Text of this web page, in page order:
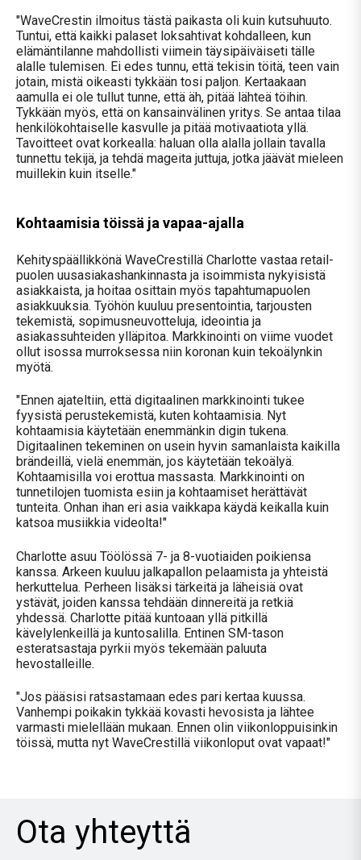
"WaveCrestin ilmoitus tästä paikasta oli kuin kutsuhuuto.
Tuntui, että kaikki palaset loksahtivat kohdalleen, kun
elämäntilanne mahdollisti viimein täysipäiväiseti tälle
alalle tulemisen. Ei edes tunnu, että tekisin töitä, teen vain
jotain, mistä oikeasti tykkään tosi paljon. Kertaakaan
aamulla ei ole tullut tunne, että äh, pitää lähteä töihin.
Tykkään myös, että on kansainvälinen yritys. Se antaa tilaa
henkilökohtaiselle kasvulle ja pitää motivaatiota yllä.
Tavoitteet ovat korkealla: haluan olla alalla jollain tavalla
tunnettu tekijä, ja tehdä mageita juttuja, jotka jäävät mieleen
muillekin kuin itselle."
Kohtaamisia töissä ja vapaa-ajalla
Kehityspäällikkönä WaveCrestillä Charlotte vastaa retail-
puolen uusasiakashankinnasta ja isoimmista nykyisistä
asiakkaista, ja hoitaa osittain myös tapahtumapuolen
asiakkuuksia. Työhön kuuluu presentointia, tarjousten
tekemistä, sopimusneuvotteluja, ideointia ja
asiakassuhteiden ylläpitoa. Markkinointi on viime vuodet
ollut isossa murroksessa niin koronan kuin tekoälynkin
myötä.
"Ennen ajateltiin, että digitaalinen markkinointi tukee
fyysistä perustekemistä, kuten kohtaamisia. Nyt
kohtaamisia käytetään enemmänkin digin tukena.
Digitaalinen tekeminen on usein hyvin samanlaista kaikilla
brändeillä, vielä enemmän, jos käytetään tekoälyä.
Kohtaamisilla voi erottua massasta. Markkinointi on
tunnetilojen tuomista esiin ja kohtaamiset herättävät
tunteita. Onhan ihan eri asia vaikkapa käydä keikalla kuin
katsoa musiikkia videolta!"
Charlotte asuu Töölössä 7- ja 8-vuotiaiden poikiensa
kanssa. Arkeen kuuluu jalkapallon pelaamista ja yhteistä
herkuttelua. Perheen lisäksi tärkeitä ja läheisiä ovat
ystävät, joiden kanssa tehdään dinnereitä ja retkiä
yhdessä. Charlotte pitää kuntoaan yllä pitkillä
kävelylenkeillä ja kuntosalilla. Entinen SM-tason
esteratsastaja pyrkii myös tekemään paluuta
hevostalleille.
"Jos pääsisi ratsastamaan edes pari kertaa kuussa.
Vanhempi poikakin tykkää kovasti hevosista ja lähtee
varmasti mielellään mukaan. Ennen olin viikonloppuisinkin
töissä, mutta nyt WaveCrestillä viikonloput ovat vapaat!"
Ota yhteyttä